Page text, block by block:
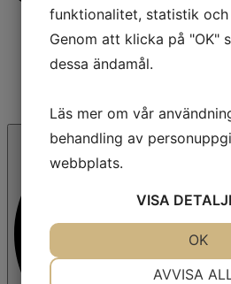
funktionalitet, statistik
Genom att klicka på "OK"
dessa ändamål.
Läs mer om vår
behandling av
webbplats.
VISA
AVVISA
OK